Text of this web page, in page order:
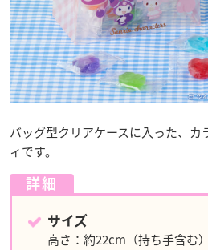
バッグ型クリアケースに入った、
ィです。
詳細
サイズ
高さ：約22cm（持ち手含む）